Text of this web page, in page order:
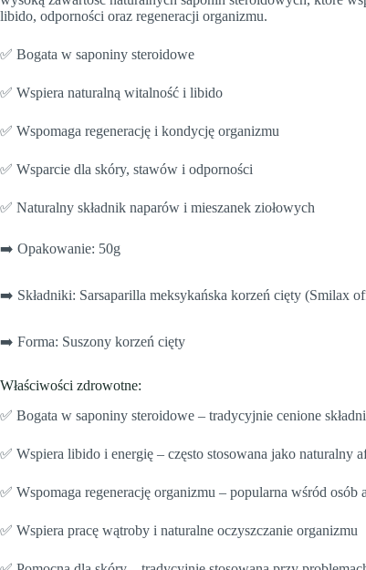
libido, odporności oraz regeneracji organizmu.
✅ Bogata w saponiny steroidowe
✅ Wspiera naturalną witalność i libido
✅ Wspomaga regenerację i kondycję organizmu
✅ Wsparcie dla skóry, stawów i odporności
✅ Naturalny składnik naparów i mieszanek ziołowych
➡️ Opakowanie: 50g
➡️ Składniki: Sarsaparilla meksykańska korzeń cięty (Smilax
➡️ Forma: Suszony korzeń cięty
Właściwości zdrowotne:
✅ Bogata w saponiny steroidowe – tradycyjnie cenione
✅ Wspiera libido i energię – często stosowana jako naturalny
✅ Wspomaga regenerację organizmu – popularna wśród
✅ Wspiera pracę wątroby i naturalne oczyszczanie organizmu